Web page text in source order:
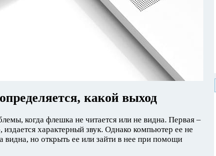
какой выход
когда флешка не читается или не видна. Первая –
характерный звук. Однако компьютер ее не
видна, но открыть ее или зайти в нее при помощи